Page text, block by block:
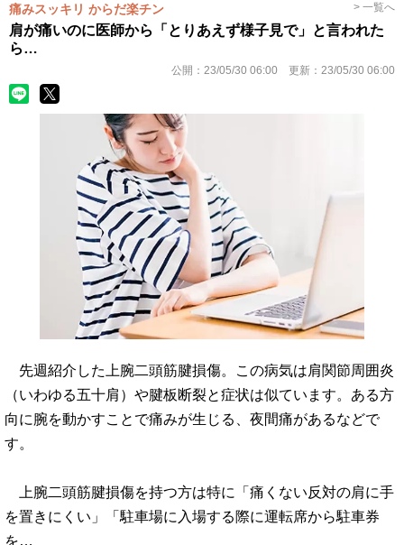
痛みスッキリ からだ楽チン > 一覧へ
肩が痛いのに医師から「とりあえず様子見で」と言われた
ら…
公開： 23/05/30 06:00 更新： 23/05/30 06:00
先週紹介した上腕二頭筋腱損傷。この病気は肩関節周囲炎
（いわゆる五十肩）や腱板断裂と症状は似ています。ある方
向に腕を動かすことで痛みが生じる、夜間痛があるなどで
す。
上腕二頭筋腱損傷を持つ方は特に「痛くない反対の肩に手
を置きにくい」「駐車場に入場する際に運転席から駐車券
を…